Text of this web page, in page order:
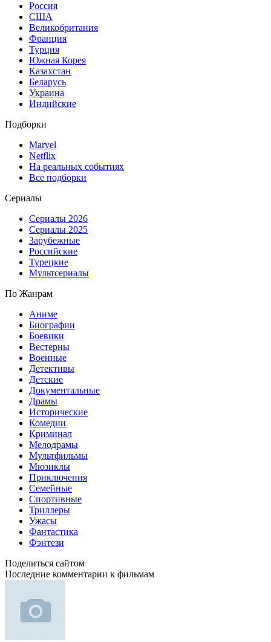
Россия
США
Великобритания
Франция
Турция
Южная Корея
Казахстан
Беларусь
Украина
Индийские
Подборки
Marvel
Netflix
На реальных событиях
Все подборки
Сериалы
Сериалы 2026
Сериалы 2025
Зарубежные
Российские
Турецкие
Мультсериалы
По Жанрам
Аниме
Биографии
Боевики
Вестерны
Военные
Детективы
Детские
Документальные
Драмы
Исторические
Комедии
Криминал
Мелодрамы
Мультфильмы
Мюзиклы
Приключения
Семейные
Спортивные
Триллеры
Ужасы
Фантастика
Фэнтези
Поделиться сайтом
Последние комментарии к фильмам